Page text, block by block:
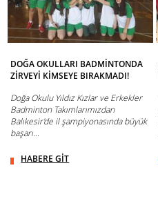
DOĞA OKULLARI BADMİNTONDA
ZİRVEYİ KİMSEYE BIRAKMADI!
Doğa Okulu Yıldız Kızlar ve Erkekler
Badminton Takımlarımızdan
Balıkesir'de il şampiyonasında büyük
başarı...
HABERE GİT